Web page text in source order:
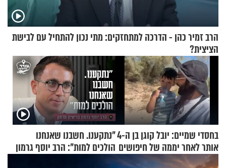
הרב זמיר כהן - הדרכה למתחזקים: מתי נכון להתחיל עם לבישת
הציצית?
בחסדי שמיים: יובל קוגן בן ה-4
אותר לאחר יממה של חיפושים
"נתקענו. חשבנו שאנחנו
הולכים למות": הרב יוסף גרמון
בריאיון מרתק